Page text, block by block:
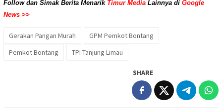
Follow dan Simak Berita Menarik Timur Media Lainnya di Google
News >>
Gerakan Pangan Murah
GPM Pemkot Bontang
Pemkot Bontang
TPI Tanjung Limau
SHARE